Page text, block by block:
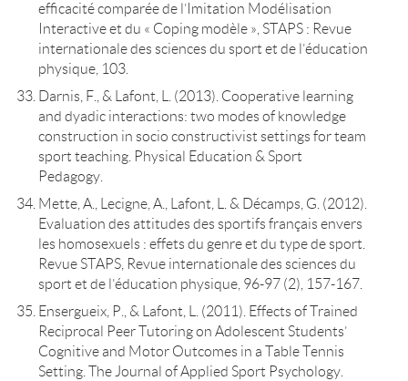
efficacité comparée de l’Imitation Modélisation
Interactive et du « Coping modèle », STAPS : Revue
internationale des sciences du sport et de l’éducation
physique, 103.
Darnis, F., & Lafont, L. (2013). Cooperative learning
and dyadic interactions: two modes of knowledge
construction in socio constructivist settings for team
sport teaching. Physical Education & Sport
Pedagogy.
Mette, A., Lecigne, A., Lafont, L. & Décamps, G. (2012).
Evaluation des attitudes des sportifs français envers
les homosexuels : effets du genre et du type de sport.
Revue STAPS, Revue internationale des sciences du
sport et de l’éducation physique, 96-97 (2), 157-167.
Ensergueix, P., & Lafont, L. (2011). Effects of Trained
Reciprocal Peer Tutoring on Adolescent Students’
Cognitive and Motor Outcomes in a Table Tennis
Setting. The Journal of Applied Sport Psychology.